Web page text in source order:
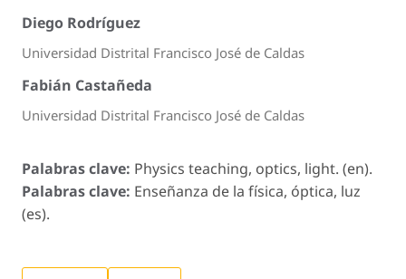
Diego Rodríguez
Universidad Distrital Francisco José de Caldas
Fabián Castañeda
Universidad Distrital Francisco José de Caldas
Palabras clave: Physics teaching, optics, light. (en).
Palabras clave: Enseñanza de la física, óptica, luz
(es).